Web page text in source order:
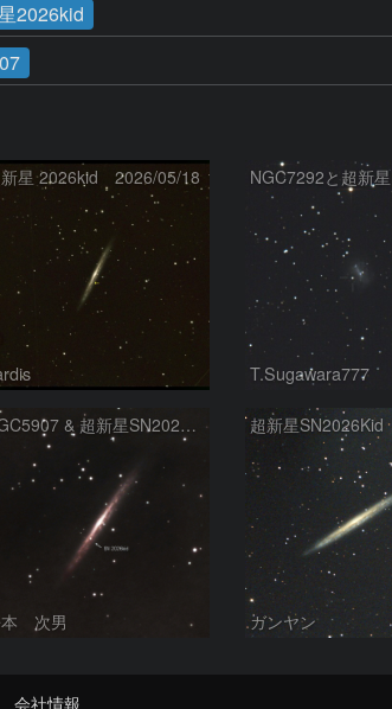
2026kid
星 2026kid 2026/05/18 NGC7292と超新星
T.Sugawara777
NGC5907 & 超新星SN2026kid
次男
超新星SN2026Kid
ガンヤン
会社情報